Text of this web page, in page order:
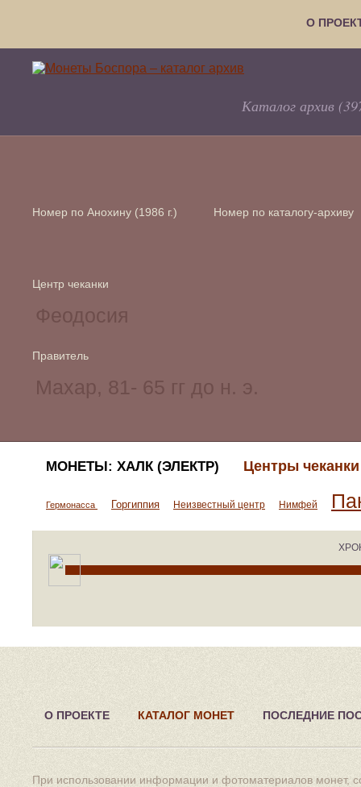
О
Каталог архив
Номер по Анохину (1986 г.) Номер по каталогу-архиву
Центр чеканки
Правитель
МОНЕТЫ: ХАЛК (ЭЛЕКТР) Центры
Гермонасса Горгиппия Неизвестный центр Нимфей
О ПРОЕКТЕ КАТАЛОГ МОНЕТ ПОСЛЕДНИЕ
При использовании информации и фотоматериалов монет,